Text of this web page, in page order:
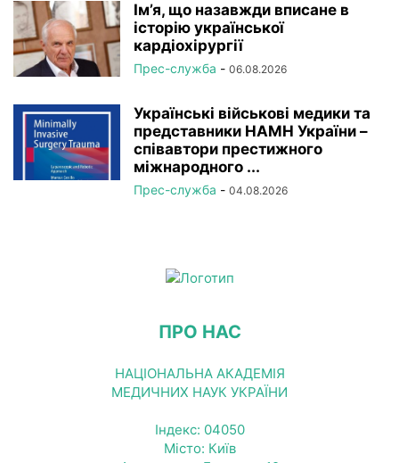
Ім’я, що назавжди вписане в
історію української
кардіохірургії
Прес-служба - 06.08.2026
Українські військові медики та
представники НАМН України –
співавтори престижного
міжнародного ...
Прес-служба - 04.08.2026
ПРО НАС
НАЦІОНАЛЬНА АКАДЕМІЯ
МЕДИЧНИХ НАУК УКРАЇНИ
Індекс: 04050
Місто: Київ